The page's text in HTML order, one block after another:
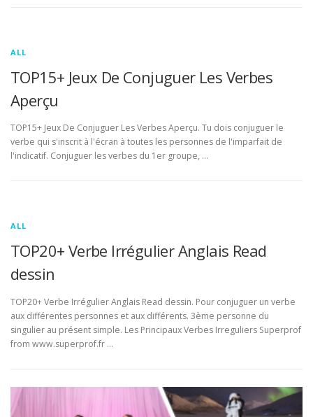
ALL
TOP15+ Jeux De Conjuguer Les Verbes
Aperçu
TOP15+ Jeux De Conjuguer Les Verbes Aperçu. Tu dois conjuguer le
verbe qui s'inscrit à l'écran à toutes les personnes de l'imparfait de
l'indicatif. Conjuguer les verbes du 1er groupe, …
ALL
TOP20+ Verbe Irrégulier Anglais Read
dessin
TOP20+ Verbe Irrégulier Anglais Read dessin. Pour conjuguer un verbe
aux différentes personnes et aux différents. 3ème personne du
singulier au présent simple. Les Principaux Verbes Irreguliers Superprof
from www.superprof.fr …